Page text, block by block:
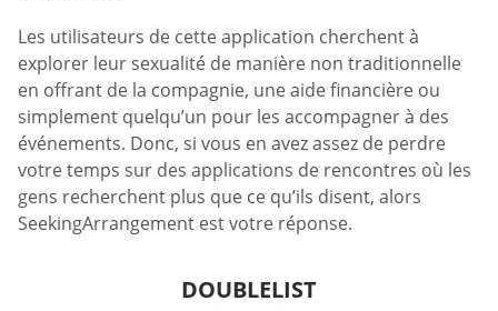
Les utilisateurs de cette application cherchent à
explorer leur sexualité de manière non traditionnelle
en offrant de la compagnie, une aide financière ou
simplement quelqu’un pour les accompagner à des
événements. Donc, si vous en avez assez de perdre
votre temps sur des applications de rencontres où les
gens recherchent plus que ce qu’ils disent, alors
SeekingArrangement est votre réponse.
DOUBLELIST